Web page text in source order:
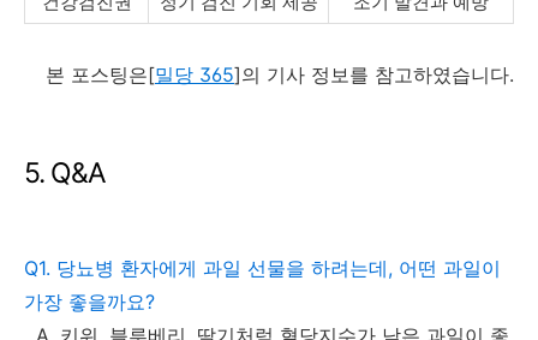
본 포스팅은[밀당 365]의 기사 정보를 참고하였습니다.
5. Q&A
Q1. 당뇨병 환자에게 과일 선물을 하려는데, 어떤 과일이
가장 좋을까요?
A. 키위, 블루베리, 딸기처럼 혈당지수가 낮은 과일이 좋